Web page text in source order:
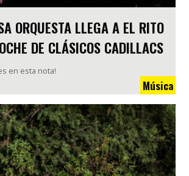
ORQUESTA LLEGA A EL RITO
DE CLÁSICOS CADILLACS
en esta nota!
Música